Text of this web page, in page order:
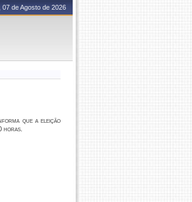
07 de Agosto de 2026
que a eleição
horas.